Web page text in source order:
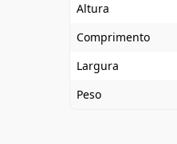
Altura
Comprimento
Largura
Peso